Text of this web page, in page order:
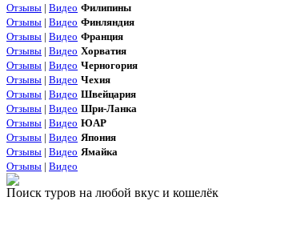
Отзывы | Видео Филипины
Отзывы | Видео Финляндия
Отзывы | Видео Франция
Отзывы | Видео Хорватия
Отзывы | Видео Черногория
Отзывы | Видео Чехия
Отзывы | Видео Швейцария
Отзывы | Видео Шри-Ланка
Отзывы | Видео ЮАР
Отзывы | Видео Япония
Отзывы | Видео Ямайка
Отзывы | Видео
Поиск туров на любой вкус и кошелёк